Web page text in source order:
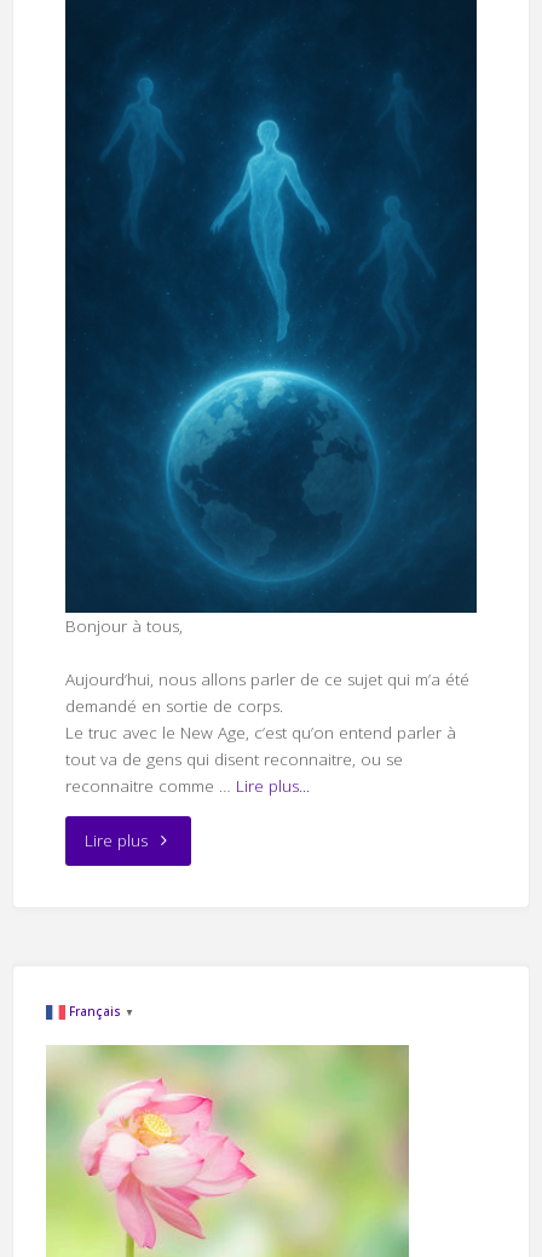
Bonjour à tous,
Aujourd’hui, nous allons parler de ce sujet qui m’a été
demandé en sortie de corps.
Le truc avec le New Age, c’est qu’on entend parler à
tout va de gens qui disent reconnaitre, ou se
reconnaitre comme … Lire plus...
Lire plus"Sommes-
de
vieilles
âmes
?"
Français ▼